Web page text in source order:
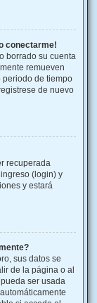
conectarme!
borrado su cuenta
remueven
periodo de tiempo
de nuevo
recuperada
(login) y
y estará
sus datos se
de la página o al
ser usada